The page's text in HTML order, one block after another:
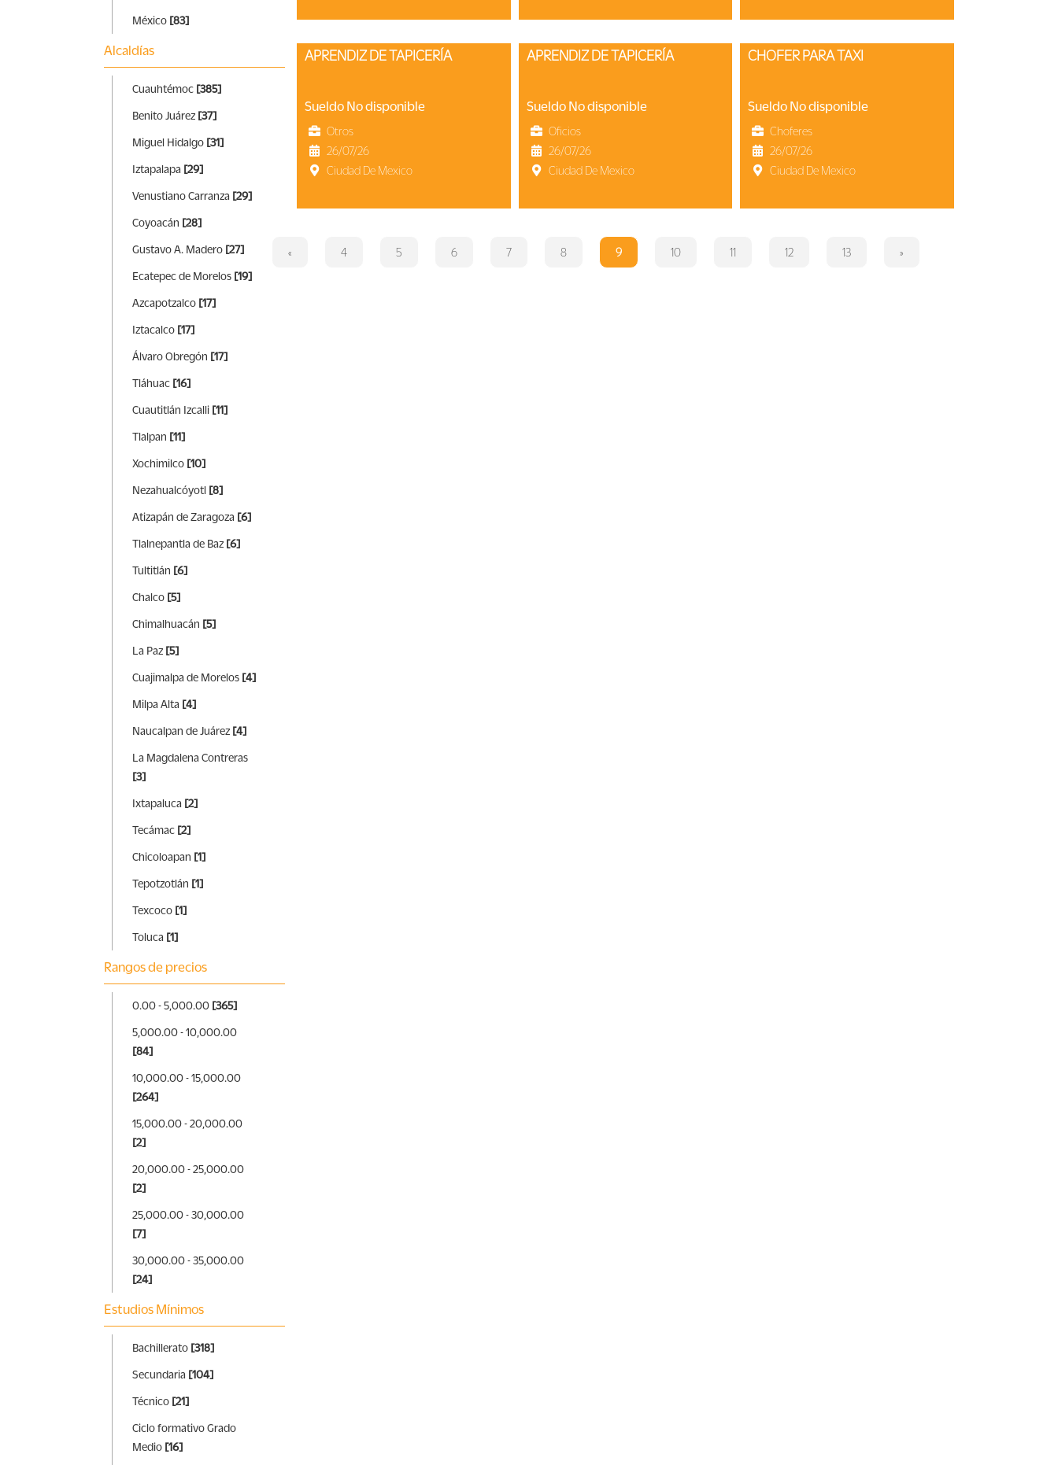
México [83]
Alcaldías
Cuauhtémoc [385]
Benito Juárez [37]
Miguel Hidalgo [31]
Iztapalapa [29]
Venustiano Carranza [29]
Coyoacán [28]
Gustavo A. Madero [27]
Ecatepec de Morelos [19]
Azcapotzalco [17]
Iztacalco [17]
Álvaro Obregón [17]
Tláhuac [16]
Cuautitlán Izcalli [11]
Tlalpan [11]
Xochimilco [10]
Nezahualcóyotl [8]
Atizapán de Zaragoza [6]
Tlalnepantla de Baz [6]
Tultitlán [6]
Chalco [5]
Chimalhuacán [5]
La Paz [5]
Cuajimalpa de Morelos [4]
Milpa Alta [4]
Naucalpan de Juárez [4]
La Magdalena Contreras
[3]
Ixtapaluca [2]
Tecámac [2]
Chicoloapan [1]
Tepotzotlán [1]
Texcoco [1]
Toluca [1]
Rangos de precios
0.00 - 5,000.00 [365]
5,000.00 - 10,000.00
[84]
10,000.00 - 15,000.00
[264]
15,000.00 - 20,000.00
[2]
20,000.00 - 25,000.00
[2]
25,000.00 - 30,000.00
[7]
30,000.00 - 35,000.00
[24]
Estudios Mínimos
Bachillerato [318]
Secundaria [104]
Técnico [21]
Ciclo formativo Grado
Medio [16]
APRENDIZ DE TAPICERÍA
Sueldo No disponible
Otros
26/07/26
Ciudad De Mexico
APRENDIZ DE TAPICERÍA
Sueldo No disponible
Oficios
26/07/26
Ciudad De Mexico
CHOFER PARA TAXI
Sueldo No disponible
Choferes
26/07/26
Ciudad De Mexico
« 4 5 6 7 8 9 10 11 12 13 »